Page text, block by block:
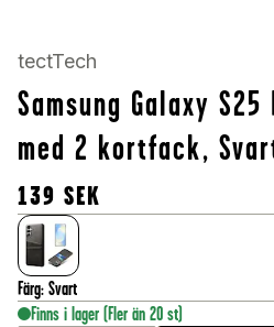
tectTech
Samsung Galaxy
med 2 kortfack,
139 SEK
Färg: Svart
Finns i lager (Fler än 20 st)